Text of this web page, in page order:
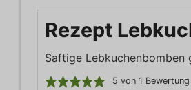
Rezept
Saftige Lebkuchenbomben
5 von 1 Bewertung